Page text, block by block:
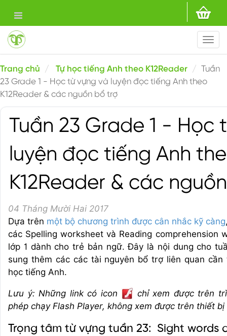
Trang chủ Tự học tiếng Anh theo K12Reader
Tuần
23 Grade 1 - Học từ vựng và luyện đọc tiếng Anh theo
K12Reader & các nguồn bổ trợ
Tuần 23 Grade 1 - Học
luyện đọc tiếng Anh
K12Reader & các
04 Tháng Mười Hai 2017
Dựa trên một bộ chương trình được cân nhắc kỹ càng
các Spelling worksheet và Reading comprehension
lớp 1 dành cho trẻ bản ngữ. Đây là nội dung cho
sung thêm các các tài nguyên bổ trợ liên quan
học tiếng Anh.
Lưu ý: Những link có icon
chỉ xem được trên
phép chạy Flash Player, không xem được trên thiết bị
Trọng tâm từ vựng tuần 23: Sight words